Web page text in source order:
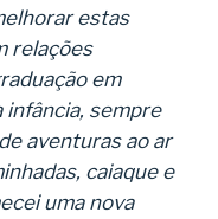
estas
relações
em
infância, sempre
aventuras ao ar
caiaque e
uma nova